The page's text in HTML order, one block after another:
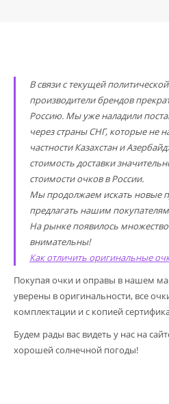
В связи с текущей
производители брендов
Россию. Мы уже наладили
через страны СНГ, которые не
частности Казахстан и
стоимость доставки
стоимости очков в России.
Мы продолжаем искать новые
предлагать нашим
На рынке появилось множество
внимательны!
Как отличить оригинальные
Покупая очки и оправы в нашем
уверены в оригинальности, все
комплектации и с копией
Будем рады вас видеть у нас на
хорошей солнечной погоды!